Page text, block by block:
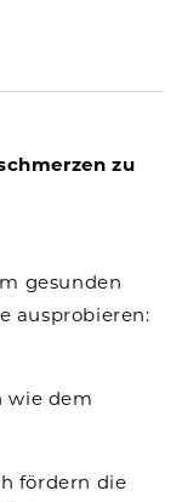
zu
gesunden
ausprobieren:
wie dem
fördern die